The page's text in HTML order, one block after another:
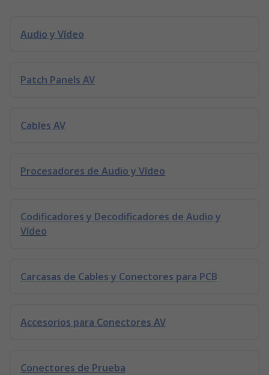
Audio y Vídeo
Patch Panels AV
Cables AV
Procesadores de Audio y Vídeo
Codificadores y Decodificadores de Audio y
Vídeo
Carcasas de Cables y Conectores para PCB
Accesorios para Conectores AV
Conectores de Prueba